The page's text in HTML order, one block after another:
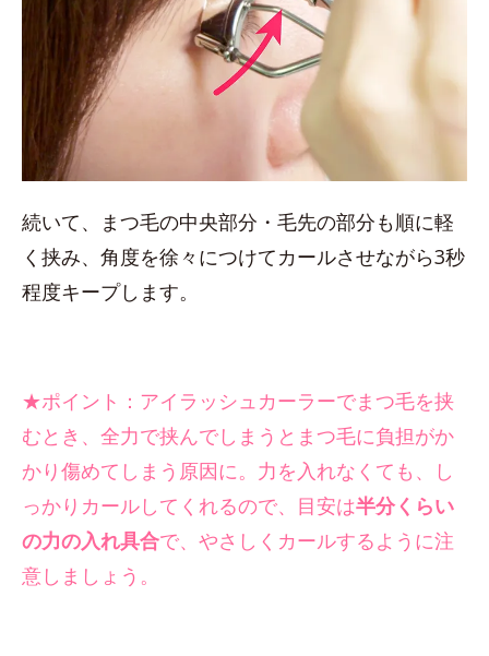
続いて、まつ毛の中央部分・毛先の部分も順に軽
く挟み、角度を徐々につけてカールさせながら3秒
程度キープします。
★ポイント：アイラッシュカーラーでまつ毛を挟
むとき、全力で挟んでしまうとまつ毛に負担がか
かり傷めてしまう原因に。力を入れなくても、し
っかりカールしてくれるので、目安は半分くらい
の力の入れ具合で、やさしくカールするように注
意しましょう。